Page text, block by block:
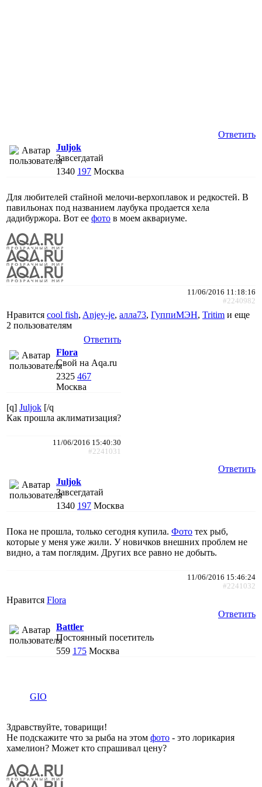
Ответить
Juljok
Завсегдатай
1340 197 Москва
Для любителей стайной мелочи-верхоплавок и редкостей. В
павильонах под названием лаубука продается хела
дадибуржора. Вот ее фото в моем аквариуме.
11/06/2016 11:18:16
#2240982
Нравится cool fish, Anjey-je, алла73, ГуппиМЭН, Tritim и еще
2 пользователям
Ответить
Flora
Свой на Aqa.ru
2325 467
Москва
[q] Juljok [/q
Как прошла аклиматизация?
11/06/2016 15:40:30
#2241031
Ответить
Juljok
Завсегдатай
1340 197 Москва
Пока не прошла, только сегодня купила. Фото тех рыб,
которые у меня уже жили. У новичков внешних проблем не
видно, а там поглядим. Других все равно не добыть.
11/06/2016 15:46:24
#2241032
Нравится Flora
Ответить
Battler
Постоянный посетитель
559 175 Москва
GIO
Здравствуйте, товарищи!
Не подскажите что за рыба на этом фото - это лорикария
хамелион? Может кто спрашивал цену?